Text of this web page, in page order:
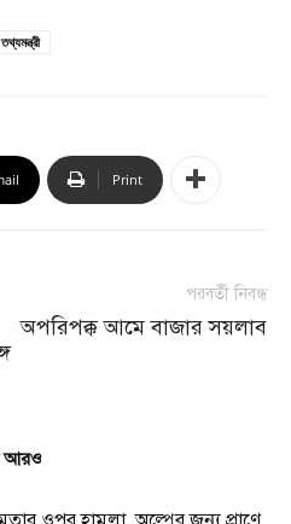
Print
পরবর্তী নিবন্ধ
অপরিপক্ক আমে বাজার সয়লাব
আরও